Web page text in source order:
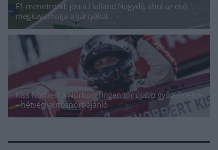
F1-menetrend: jön a Holland Nagydíj, ahol az eső
megkavarhatja a kártyákat
Kiss Norbert a Nürburgringen tör újabb győzelmekre
– hétvégi autósport-ajánló